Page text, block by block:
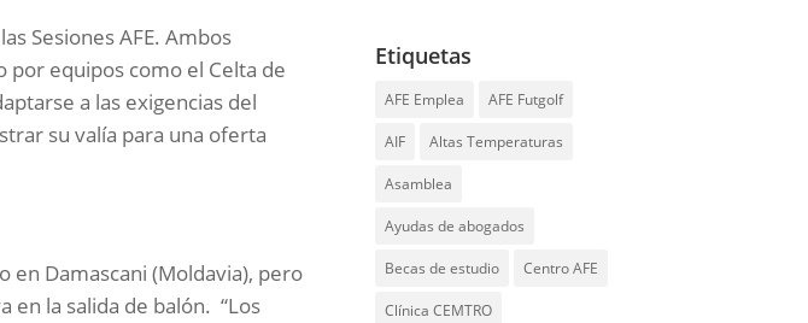
Sesiones AFE. Ambos
por equipos como el Celta de
a las exigencias del
su valía para una oferta
en Damascani (Moldavia), pero
en la salida de balón. “Los
Etiquetas
AFE Emplea AFE Futgolf
AIF Altas Temperaturas
Asamblea
Ayudas de abogados
Becas de estudio Centro AFE
Clínica CEMTRO